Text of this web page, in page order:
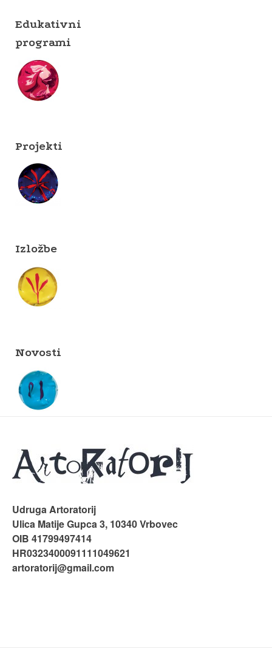
Edukativni
programi
Projekti
Izložbe
Novosti
Udruga Artoratorij
Ulica Matije Gupca 3, 10340 Vrbovec
OIB 41799497414
HR0323400091111049621
artoratorij@gmail.com